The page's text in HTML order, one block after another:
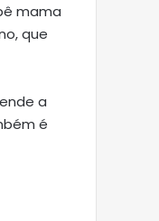
mama
que
a
é